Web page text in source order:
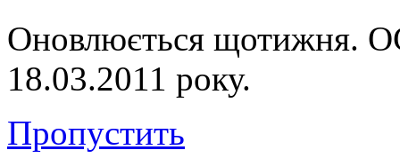
Оновлюється
18.03.2011 року.
Пропустить